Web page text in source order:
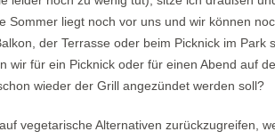
Sommer liegt noch vor uns und wir können
der Terrasse oder beim Picknick im
wir für ein Picknick oder für einen Abend auf
wieder der Grill angezündet werden soll?
vegetarische Alternativen zurückzugreifen,